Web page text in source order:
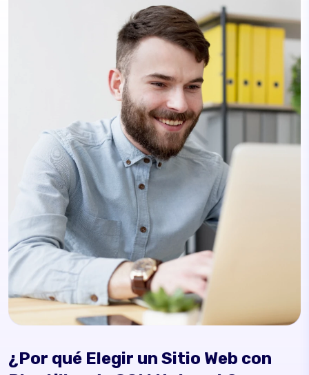
¿Por qué Elegir un Sitio Web con